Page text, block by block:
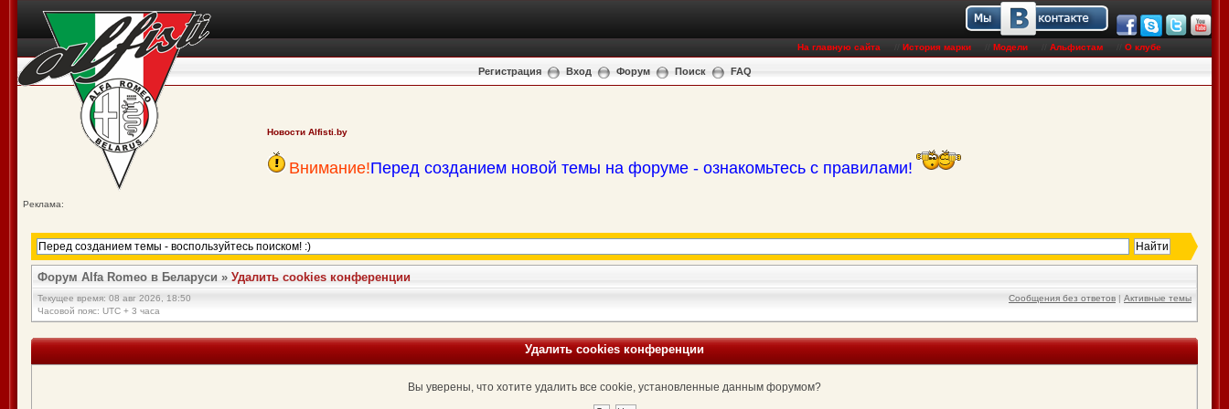
На главную сайта История марки Модели Альфистам О клубе
Регистрация Вход Форум Поиск FAQ
Новости Alfisti.by
Внимание!Перед созданием новой темы на форуме - ознакомьтесь с правилами!
Реклама:
Форум Alfa Romeo в Беларуси » Удалить cookies конференции
Текущее время: 08 авг 2026, 18:50
Часовой пояс: UTC + 3 часа
Сообщения без ответов | Активные темы
Удалить cookies конференции
Вы уверены, что хотите удалить все cookie, установленные данным форумом?